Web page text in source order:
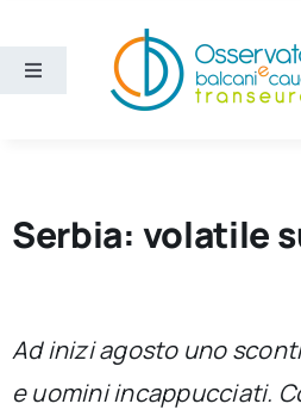
contenuto
Toggle
Sezioni
Serbia: volatile
Ad inizi agosto uno
e uomini incappucciati.